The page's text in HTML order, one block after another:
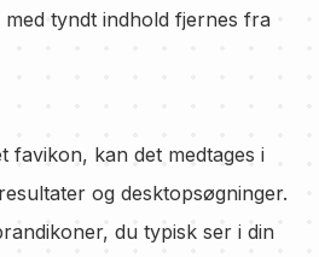
med tyndt indhold fjernes fra
favikon, kan det medtages i
og desktopsøgninger.
du typisk ser i din